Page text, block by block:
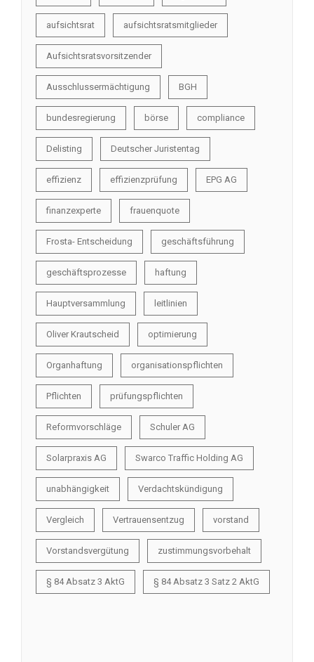
aufsichtsrat aufsichtsratsmitglieder
Aufsichtsratsvorsitzender
Ausschlussermächtigung BGH
bundesregierung börse compliance
Delisting Deutscher Juristentag
effizienz effizienzprüfung EPG AG
finanzexperte frauenquote
Frosta- Entscheidung geschäftsführung
geschäftsprozesse haftung
Hauptversammlung leitlinien
Oliver Krautscheid optimierung
Organhaftung organisationspflichten
Pflichten prüfungspflichten
Reformvorschläge Schuler AG
Solarpraxis AG Swarco Traffic Holding AG
unabhängigkeit Verdachtskündigung
Vergleich Vertrauensentzug vorstand
Vorstandsvergütung zustimmungsvorbehalt
§ 84 Absatz 3 AktG § 84 Absatz 3 Satz 2 AktG